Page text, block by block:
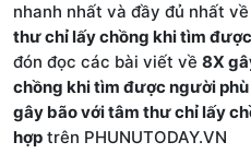
nhanh nhất và đầy đủ nhất
thư chỉ lấy chồng khi tìm
đón đọc các bài viết về 8X
chồng khi tìm được người phù
gây bão với tâm thư chỉ lấy
hợp trên PHUNUTODAY.VN